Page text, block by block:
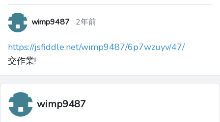
wimp9487 2年前
https://jsfiddle.net/wimp9487/6p7wzuyv/47/
交作業!
wimp9487